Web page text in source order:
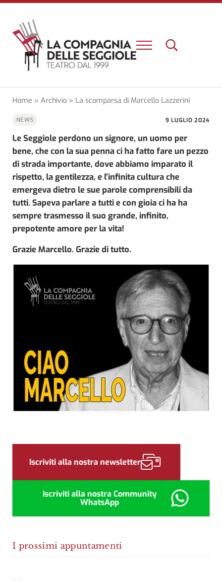
Passa al contenuto principale
Skip to header right navigation
Skip to site footer
La Compagnia delle Seggiole
Un nuovo teatro e una nuova esperienza a Firenze
Menu Search...
Home » Archivio» La scomparsa di Marcello Lazzerini
NEWS 9 LUGLIO 2024
Le Seggiole perdono un signore, un uomo per
bene, che con la sua penna ci ha fatto fare un pezzo
di strada importante, dove abbiamo imparato il
rispetto, la gentilezza, e l’infinita cultura che
emergeva dietro le sue parole comprensibili da
tutti. Sapeva parlare a tutti e con gioia ci ha ha
sempre trasmesso il suo grande, infinito,
prepotente amore per la vita!
Grazie Marcello. Grazie di tutto.
Iscriviti alla nostra newsletter
Iscriviti alla nostra Community
WhatsApp
I prossimi appuntamenti